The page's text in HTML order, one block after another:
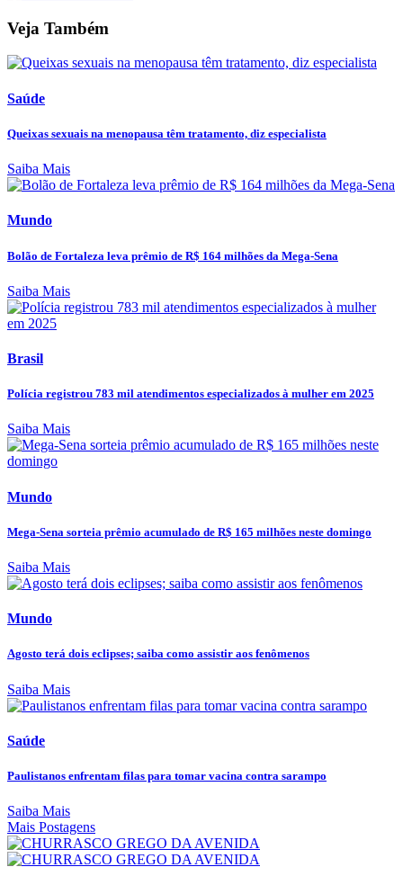
Veja Também
Saúde
Queixas sexuais na menopausa têm tratamento, diz especialista
Saiba Mais
Mundo
Bolão de Fortaleza leva prêmio de R$ 164 milhões da Mega-Sena
Saiba Mais
Brasil
Polícia registrou 783 mil atendimentos especializados à mulher em 2025
Saiba Mais
Mundo
Mega-Sena sorteia prêmio acumulado de R$ 165 milhões neste domingo
Saiba Mais
Mundo
Agosto terá dois eclipses; saiba como assistir aos fenômenos
Saiba Mais
Saúde
Paulistanos enfrentam filas para tomar vacina contra sarampo
Saiba Mais
Mais Postagens